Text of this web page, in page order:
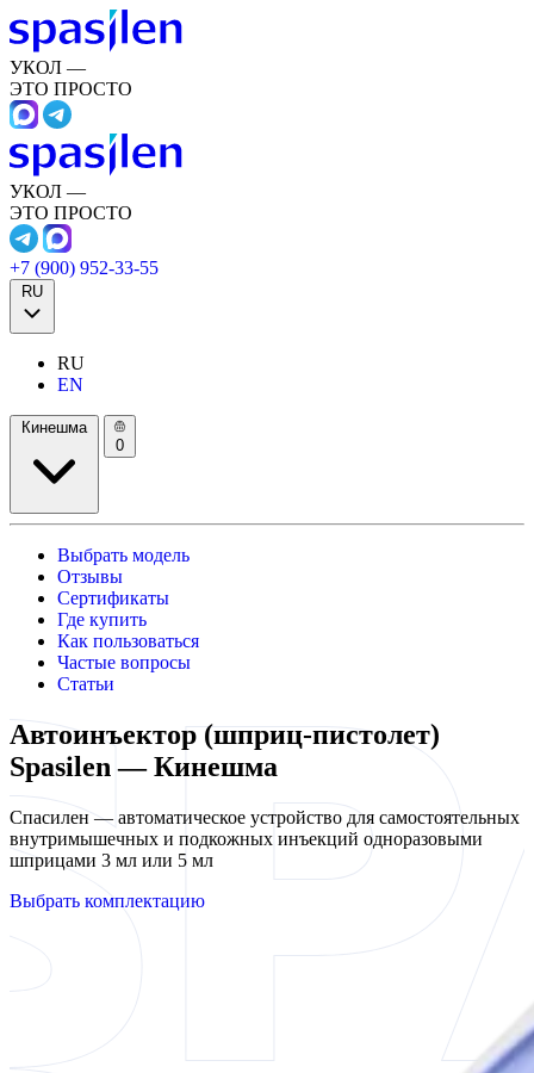
УКОЛ —
ЭТО ПРОСТО
УКОЛ —
ЭТО ПРОСТО
+7 (900) 952-33-55
RU
RU
EN
Кинешма
0
Выбрать модель
Отзывы
Сертификаты
Где купить
Как пользоваться
Частые вопросы
Статьи
Автоинъектор (шприц-пистолет)
Spasilen — Кинешма
Спасилен — автоматическое устройство для самостоятельных
внутримышечных и подкожных инъекций одноразовыми
шприцами 3 мл или 5 мл
Выбрать комплектацию